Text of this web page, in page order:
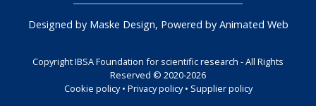
Designed by Maske Design, Powered by Animated Web
Copyright IBSA Foundation for scientific research - All Rights
Reserved © 2020-2026
Cookie policy• Privacy policy• Supplier policy